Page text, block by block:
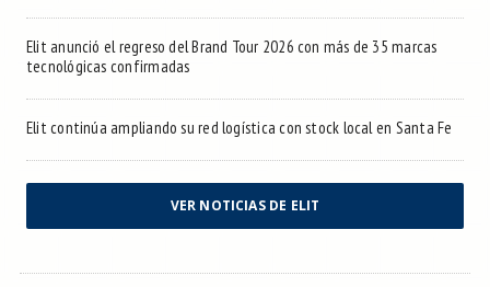
Elit anunció el regreso del Brand Tour 2026 con más de 35 marcas
tecnológicas confirmadas
Elit continúa ampliando su red logística con stock local en Santa Fe
VER NOTICIAS DE ELIT